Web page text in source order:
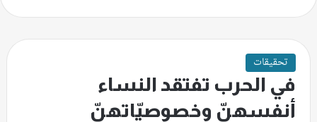
تحقيقات
في الحرب تفتقد النساء
أنفسهنّ وخصوصيّاتهنّ